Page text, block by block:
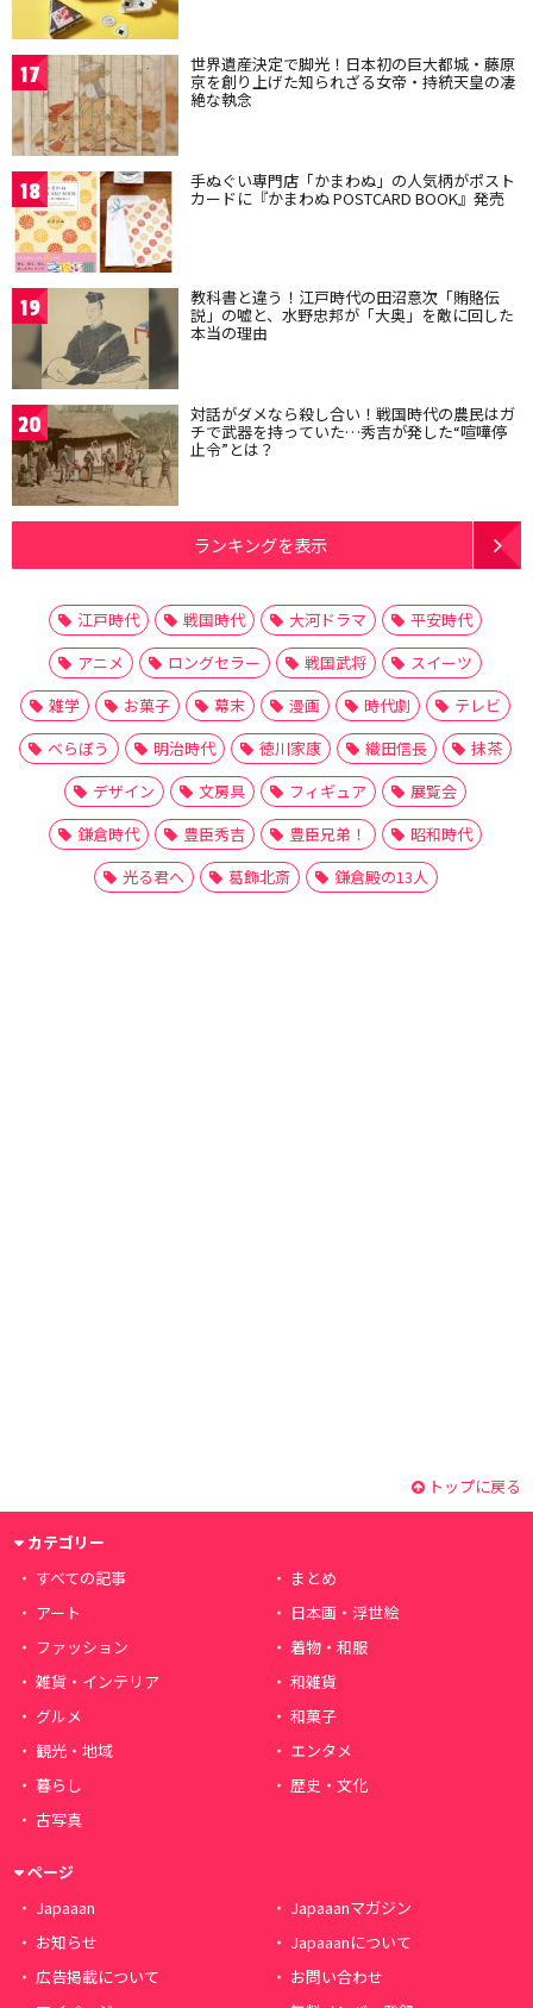
17 世界遺産決定で脚光！日本初の巨大都城・藤原
京を創り上げた知られざる女帝・持統天皇の凄
絶な執念
18 手ぬぐい専門店「かまわぬ」の人気柄がポスト
カードに『かまわぬ POSTCARD BOOK』発売
19 教科書と違う！江戸時代の田沼意次「賄賂伝
説」の嘘と、水野忠邦が「大奥」を敵に回した
本当の理由
20 対話がダメなら殺し合い！戦国時代の農民はガ
チで武器を持っていた…秀吉が発した“喧嘩停
止令”とは？
ランキングを表示
江戸時代 戦国時代 大河ドラマ
平安時代
アニメ
ロングセラー 戦国武将
スイーツ
雑学
お菓子 幕末 漫画 時代劇
テレビ
べらぼう
明治時代 徳川家康 織田信長
抹茶
デザイン
文房具 フィギュア
展覧会
鎌倉時代
豊臣秀吉 豊臣兄弟！
昭和時代
光る君へ
葛飾北斎 鎌倉殿の13人
トップに戻る
カテゴリー
すべての記事
まとめ
アート
日本画・浮世絵
ファッション
着物・和服
雑貨・インテリア
和雑貨
グルメ
和菓子
観光・地域
エンタメ
暮らし
歴史・文化
古写真
ページ
Japaaan
Japaaanマガジン
お知らせ
Japaaanについて
広告掲載について
お問い合わせ